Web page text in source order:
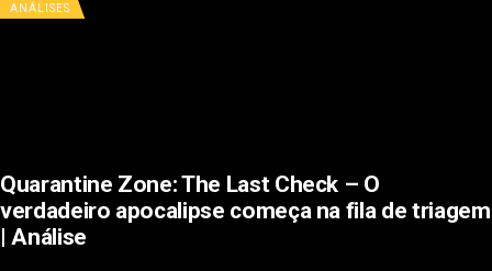
ANÁLISES
Quarantine Zone: The Last Check – O
verdadeiro apocalipse começa na fila de triagem
| Análise